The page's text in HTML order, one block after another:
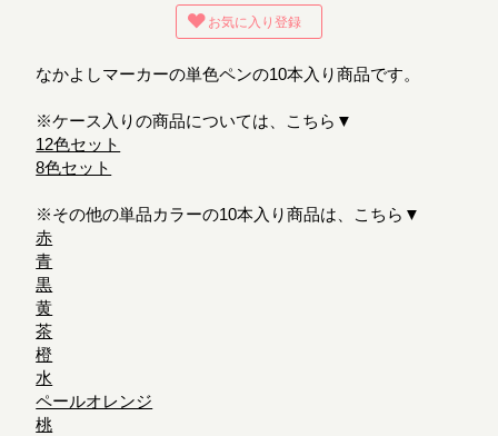
お気に入り登録
なかよしマーカーの単色ペンの10本入り商品です。
※ケース入りの商品については、こちら▼
12色セット
8色セット
※その他の単品カラーの10本入り商品は、こちら▼
赤
青
黒
黄
茶
橙
水
ペールオレンジ
桃